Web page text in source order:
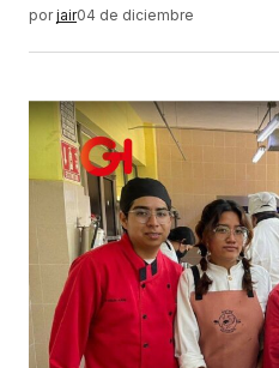
por jair04 de diciembre